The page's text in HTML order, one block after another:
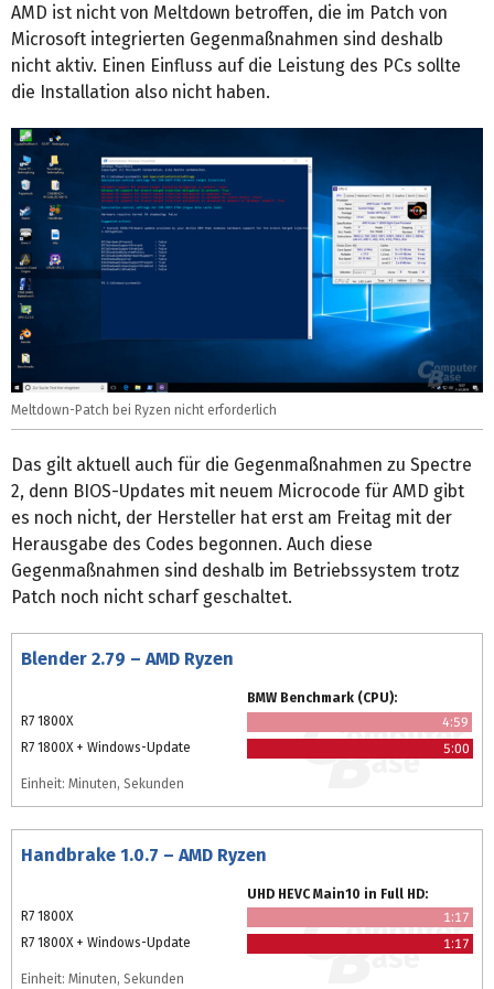
AMD ist nicht von Meltdown betroffen, die im Patch von
Microsoft integrierten Gegenmaßnahmen sind deshalb
nicht aktiv. Einen Einfluss auf die Leistung des PCs sollte
die Installation also nicht haben.
Meltdown-Patch bei Ryzen nicht erforderlich
Das gilt aktuell auch für die Gegenmaßnahmen zu Spectre
2, denn BIOS-Updates mit neuem Microcode für AMD gibt
es noch nicht, der Hersteller hat erst am Freitag mit der
Herausgabe des Codes begonnen. Auch diese
Gegenmaßnahmen sind deshalb im Betriebssystem trotz
Patch noch nicht scharf geschaltet.
Blender 2.79 – AMD Ryzen
BMW Benchmark (CPU):
R7 1800X
4:59
R7 1800X + Windows-Update
5:00
Einheit: Minuten, Sekunden
Handbrake 1.0.7 – AMD Ryzen
UHD HEVC Main10 in Full HD:
R7 1800X
1:17
R7 1800X + Windows-Update
1:17
Einheit: Minuten, Sekunden